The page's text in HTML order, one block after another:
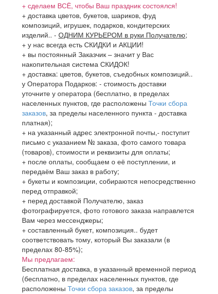
+ сделаем ВСЁ, чтобы Ваш праздник состоялся!
+ доставка цветов, букетов, шариков, фуд
композиций, игрушек, подарков, кондитерских
изделий.. - ОДНИМ КУРЬЕРОМ в руки Получателю;
+ у нас всегда есть СКИДКИ и АКЦИИ!
+ вы постоянный Заказчик – значит у Вас
накопительная система СКИДОК!
+ доставка: цветов, букетов, съедобных композиций..
у Оператора Подарков: - стоимость доставки
уточните у оператора (бесплатно, в пределах
населенных пунктов, где расположены Точки сбора
заказов, за пределы населенного пункта - доставка
платная);
+ на указанный адрес электронной почты,- поступит
письмо с указанием № заказа, фото самого товара
(товаров), стоимости и реквизиты для оплаты;
+ после оплаты, сообщаем о её поступлении, и
передаём Ваш заказ в работу;
+ букеты и композиции, собираются непосредственно
перед отправкой;
+ перед доставкой Получателю, заказ
фотографируется, фото готового заказа направлется
Вам через мессенджеры;
+ составленный букет, композиция.. будет
соответствовать тому, который Вы заказали (в
пределах 80-85%);
Мы предлагаем:
Бесплатная доставка, в указанный временной период
(бесплатно, в пределах населенных пунктов, где
расположены Точки сбора заказов, за пределы